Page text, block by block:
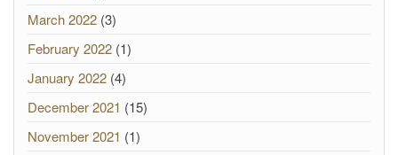
March 2022 (3)
February 2022 (1)
January 2022 (4)
December 2021 (15)
November 2021 (1)